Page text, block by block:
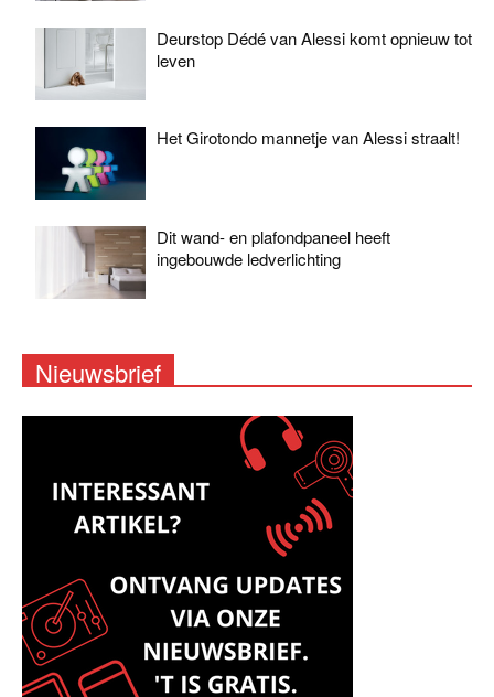
Deurstop Dédé van Alessi komt opnieuw tot
leven
Het Girotondo mannetje van Alessi straalt!
Dit wand- en plafondpaneel heeft
ingebouwde ledverlichting
Nieuwsbrief